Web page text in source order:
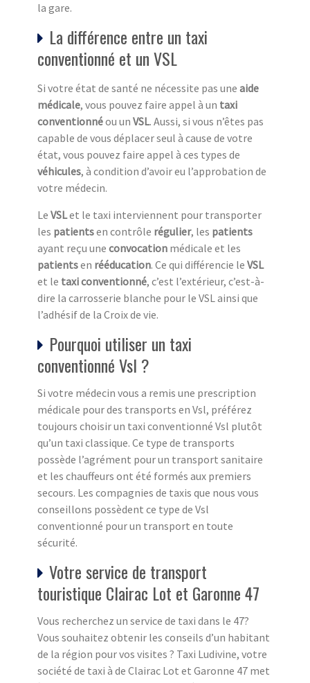
la gare.
La différence entre un taxi
conventionné et un VSL
Si votre état de santé ne nécessite pas une aide
médicale, vous pouvez faire appel à un taxi
conventionnéou un VSL. Aussi, si vous n’êtes pas
capable de vous déplacer seul à cause de votre
état, vous pouvez faire appel à ces types de
véhicules, à condition d’avoir eu l’approbation de
votre médecin.
Le VSLet le taxi interviennent pour transporter
les patientsen contrôle régulier, les patients
ayant reçu une convocation médicale et les
patientsen rééducation. Ce qui différencie le VSL
et le taxi conventionné, c’est l’extérieur, c’est-à-
dire la carrosserie blanche pour le VSL ainsi que
l’adhésif de la Croix de vie.
Pourquoi utiliser un taxi
conventionné Vsl ?
Si votre médecin vous a remis une prescription
médicale pour des transports en Vsl, préférez
toujours choisir un taxi conventionné Vsl plutôt
qu’un taxi classique. Ce type de transports
possède l’agrément pour un transport sanitaire
et les chauffeurs ont été formés aux premiers
secours. Les compagnies de taxis que nous vous
conseillons possèdent ce type de Vsl
conventionné pour un transport en toute
sécurité.
Votre service de transport
touristique Clairac Lot et Garonne 47
Vous recherchez un service de taxi dans le 47?
Vous souhaitez obtenir les conseils d’un habitant
de la région pour vos visites ? Taxi Ludivine, votre
société de taxi à de Clairac Lot et Garonne 47 met